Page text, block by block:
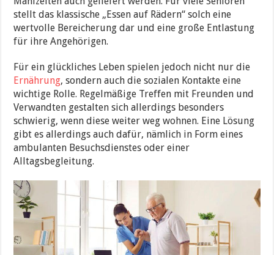
stellt das klassische „Essen auf Rädern“ solch eine
wertvolle Bereicherung dar und eine große Entlastung
für ihre Angehörigen.
Für ein glückliches Leben spielen jedoch nicht nur die
Ernährung, sondern auch die sozialen Kontakte eine
wichtige Rolle. Regelmäßige Treffen mit Freunden und
Verwandten gestalten sich allerdings besonders
schwierig, wenn diese weiter weg wohnen. Eine Lösung
gibt es allerdings auch dafür, nämlich in Form eines
ambulanten Besuchsdienstes oder einer
Alltagsbegleitung.